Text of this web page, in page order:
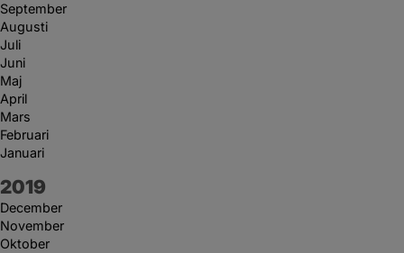
September
Augusti
Juli
Juni
Maj
April
Mars
Februari
Januari
År:
2019
December
November
Oktober